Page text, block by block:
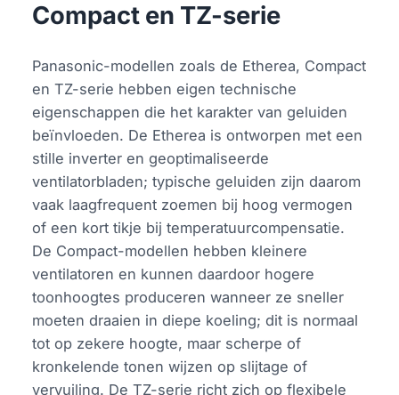
Compact en TZ-serie
Panasonic-modellen zoals de Etherea, Compact
en TZ-serie hebben eigen technische
eigenschappen die het karakter van geluiden
beïnvloeden. De Etherea is ontworpen met een
stille inverter en geoptimaliseerde
ventilatorbladen; typische geluiden zijn daarom
vaak laagfrequent zoemen bij hoog vermogen
of een kort tikje bij temperatuurcompensatie.
De Compact-modellen hebben kleinere
ventilatoren en kunnen daardoor hogere
toonhoogtes produceren wanneer ze sneller
moeten draaien in diepe koeling; dit is normaal
tot op zekere hoogte, maar scherpe of
kronkelende tonen wijzen op slijtage of
vervuiling. De TZ-serie richt zich op flexibele